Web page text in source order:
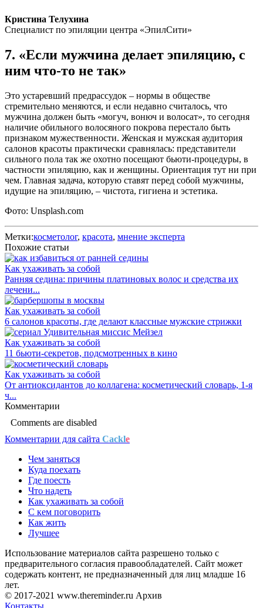
Кристина Телухина
Специалист по эпиляции центра «ЭпилСити»
7. «Если мужчина делает эпиляцию, с
ним что-то не так»
Это устаревший предрассудок – нормы в обществе
стремительно меняются, и если недавно считалось, что
мужчина должен быть «могуч, вонюч и волосат», то сегодня
наличие обильного волосяного покрова перестало быть
признаком мужественности. Женская и мужская аудитория
салонов красоты практически сравнялась: представители
сильного пола так же охотно посещают бьюти-процедуры, в
частности эпиляцию, как и женщины. Ориентация тут ни при
чем. Главная задача, которую ставят перед собой мужчины,
идущие на эпиляцию, – чистота, гигиена и эстетика.
Фото: Unsplash.com
Метки:косметолог, красота, мнение эксперта
Похожие статьи
Как ухаживать за собой
Ранняя седина: причины платиновых волос и средства их
лечени...
Как ухаживать за собой
6 салонов красоты, где делают классные мужские стрижки
Как ухаживать за собой
11 бьюти-секретов, подсмотренных в кино
Как ухаживать за собой
От антиоксидантов до коллагена: косметический словарь, 1-я
ч...
Комментарии
Comments are disabled
Комментарии для сайта Cackle
Чем заняться
Куда поехать
Где поесть
Что надеть
Как ухаживать за собой
С кем поговорить
Как жить
Лучшее
Использование материалов сайта разрешено только с
предварительного согласия правообладателей. Сайт может
содержать контент, не предназначенный для лиц младше 16
лет.
© 2017-2021 www.thereminder.ru Архив
Контакты